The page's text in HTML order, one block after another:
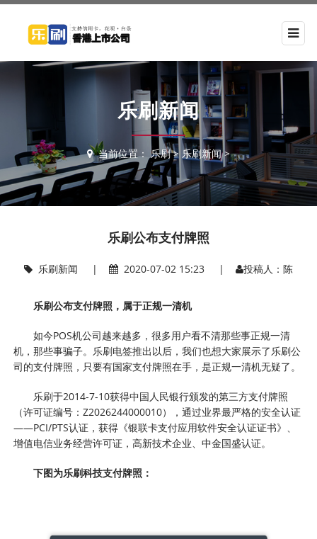
乐刷新闻
当前位置： 乐刷> 乐刷新闻>
乐刷公布支付牌照
乐刷新闻 | 2020-07-02 15:23 | 投稿人：陈
乐刷公布支付牌照，属于正规一清机
如今POS机公司越来越多，很多用户看不清那些事正规一清
机，那些事骗子。乐刷电签推出以后，我们也想大家展示了乐刷公
司的支付牌照，只要有国家支付牌照在手，是正规一清机无疑了。
乐刷于2014-7-10获得中国人民银行颁发的第三方支付牌照
（许可证编号：Z2026244000010），通过业界最严格的安全认证
——PCI/PTS认证，获得《银联卡支付应用软件安全认证证书》、
增值电信业务经营许可证，高新技术企业、中金国盛认证。
下图为乐刷科技支付牌照：